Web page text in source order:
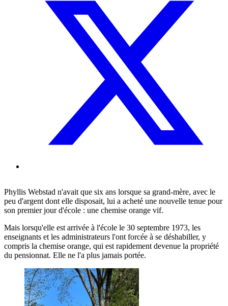
Phyllis Webstad n'avait que six ans lorsque sa grand-mère, avec le
peu d'argent dont elle disposait, lui a acheté une nouvelle tenue pour
son premier jour d'école : une chemise orange vif.
Mais lorsqu'elle est arrivée à l'école le 30 septembre 1973, les
enseignants et les administrateurs l'ont forcée à se déshabiller, y
compris la chemise orange, qui est rapidement devenue la propriété
du pensionnat. Elle ne l'a plus jamais portée.